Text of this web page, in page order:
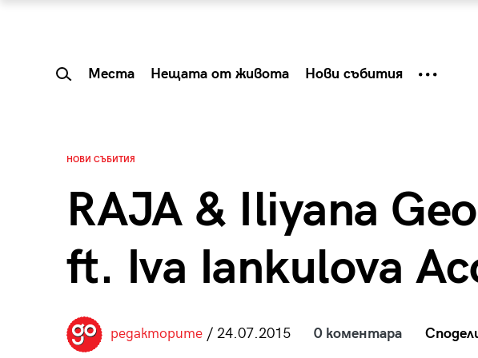
Места Нещата от живота Нови събития
НОВИ СЪБИТИЯ
RAJA & Iliyana
ft. Iva Iankulova
редакторите/ 24.07.2015 0 коментара
Summer Prelude: как